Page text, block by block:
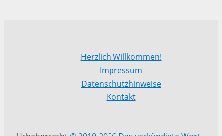
Herzlich Willkommen!
Impressum
Datenschutzhinweise
Kontakt